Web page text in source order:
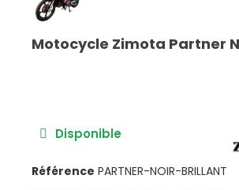
Motocycle Zimota Partner
Disponible
Référence PARTNER-NOIR-BRILLANT